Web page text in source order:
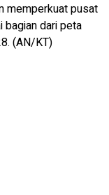
memperkuat pusat
bagian dari peta
(AN/KT)